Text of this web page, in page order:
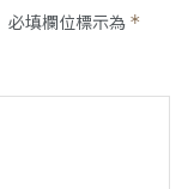
必填欄位標示為 *